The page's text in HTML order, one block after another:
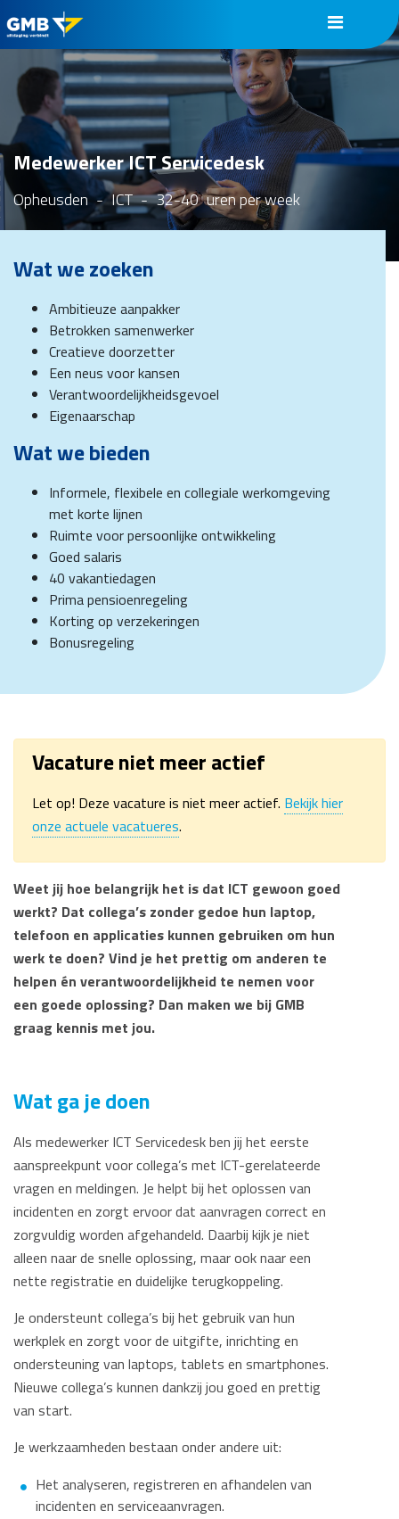
Medewerker ICT Servicedesk
Opheusden -ICT-32-40uren per week
Vacature niet meer actief
Let op! Deze vacature is niet meer actief. Bekijk hier
onze actuele vacatueres.
Weet jij hoe belangrijk het is dat ICT gewoon goed
werkt? Dat collega’s zonder gedoe hun laptop,
telefoon en applicaties kunnen gebruiken om hun
werk te doen? Vind je het prettig om anderen te
helpen én verantwoordelijkheid te nemen voor
een goede oplossing? Dan maken we bij GMB
graag kennis met jou.
Wat ga je doen
Als medewerker ICT Servicedesk ben jij het eerste
aanspreekpunt voor collega’s met ICT-gerelateerde
vragen en meldingen. Je helpt bij het oplossen van
incidenten en zorgt ervoor dat aanvragen correct en
zorgvuldig worden afgehandeld. Daarbij kijk je niet
alleen naar de snelle oplossing, maar ook naar een
nette registratie en duidelijke terugkoppeling.
Je ondersteunt collega’s bij het gebruik van hun
werkplek en zorgt voor de uitgifte, inrichting en
ondersteuning van laptops, tablets en smartphones.
Nieuwe collega’s kunnen dankzij jou goed en prettig
van start.
Je werkzaamheden bestaan onder andere uit:
Het analyseren, registreren en afhandelen van
incidenten en serviceaanvragen.
Wat we zoeken
Ambitieuze aanpakker
Betrokken samenwerker
Creatieve doorzetter
Een neus voor kansen
Verantwoordelijkheidsgevoel
Eigenaarschap
Wat we bieden
Informele, flexibele en collegiale werkomgeving
met korte lijnen
Ruimte voor persoonlijke ontwikkeling
Goed salaris
40 vakantiedagen
Prima pensioenregeling
Korting op verzekeringen
Bonusregeling